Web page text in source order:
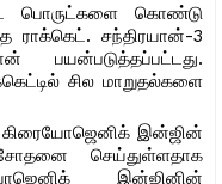
பொருட்களை கொண்டு
ராக்கெட். சந்திரயான்-3
பயன்படுத்தப்பட்டது.
சில மாறுதல்களை
கிரையோஜெனிக் இன்ஜின்
செய்துள்ளதாக
இன்ஜினின்